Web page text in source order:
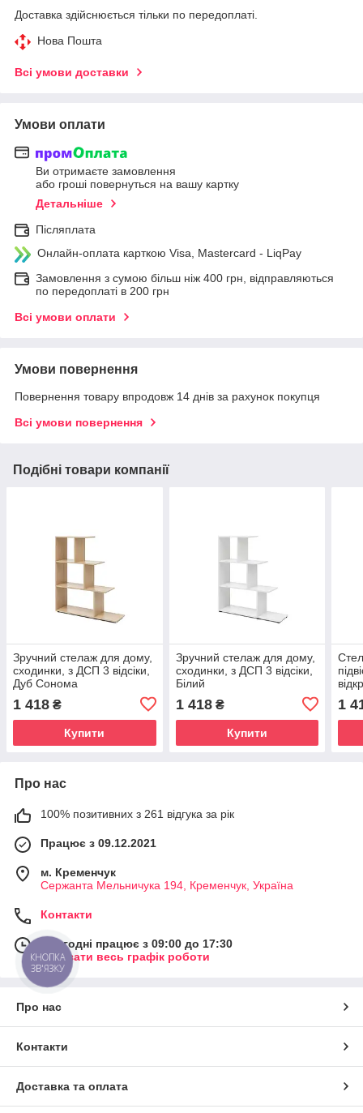
Доставка здійснюється тільки по передоплаті.
Нова Пошта
Всі умови доставки
Умови оплати
Ви отримаєте замовлення
або гроші повернуться на вашу картку
Детальніше
Післяплата
Онлайн-оплата карткою Visa, Mastercard - LiqPay
Замовлення з сумою більш ніж 400 грн, відправляються
по передоплаті в 200 грн
Всі умови оплати
Умови повернення
Повернення товару впродовж 14 днів за рахунок покупця
Всі умови повернення
Подібні товари компанії
Зручний стелаж для дому,
сходинки, з ДСП 3 відсіки,
Дуб Сонома
1 418 ₴
Купити
Зручний стелаж для дому,
сходинки, з ДСП 3 відсіки,
Білий
1 418₴
Купити
1
Про нас
100% позитивних з 261 відгука за рік
Працює з 09.12.2021
м. Кременчук
Сержанта Мельничука 194, Кременчук, Україна
Контакти
Сьогодні працює з 09:00 до 17:30
Показати весь графік роботи
Про нас
Контакти
Доставка та оплата
КНОПКА
ЗВ'ЯЗКУ